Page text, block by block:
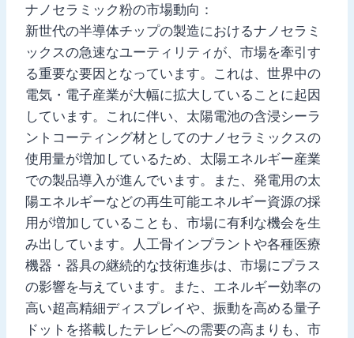
ナノセラミック粉の市場動向：
新世代の半導体チップの製造におけるナノセラミ
ックスの急速なユーティリティが、市場を牽引す
る重要な要因となっています。これは、世界中の
電気・電子産業が大幅に拡大していることに起因
しています。これに伴い、太陽電池の含浸シーラ
ントコーティング材としてのナノセラミックスの
使用量が増加しているため、太陽エネルギー産業
での製品導入が進んでいます。また、発電用の太
陽エネルギーなどの再生可能エネルギー資源の採
用が増加していることも、市場に有利な機会を生
み出しています。人工骨インプラントや各種医療
機器・器具の継続的な技術進歩は、市場にプラス
の影響を与えています。また、エネルギー効率の
高い超高精細ディスプレイや、振動を高める量子
ドットを搭載したテレビへの需要の高まりも、市